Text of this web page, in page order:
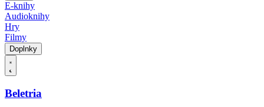
E-knihy
Audioknihy
Hry
Filmy
Doplnky
Beletria